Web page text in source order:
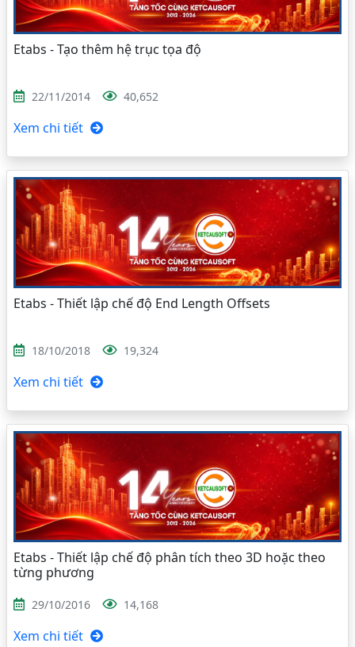
Etabs - Tạo thêm hệ trục tọa độ
22/11/2014 40,652
Xem chi tiết
Etabs - Thiết lập chế độ End Length Offsets
18/10/2018 19,324
Xem chi tiết
Etabs - Thiết lập chế độ phân tích theo 3D hoặc theo
từng phương
29/10/2016 14,168
Xem chi tiết